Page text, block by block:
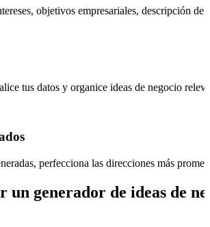
objetivos empresariales, descripción
tus datos y organice ideas de negocio
perfecciona las direcciones más
un generador de ideas de